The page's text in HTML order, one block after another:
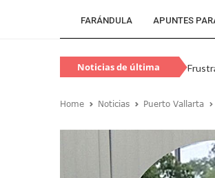
FARÁNDULA APUNTES
Noticias de última
SIOP
Home Noticias Puerto Vallarta